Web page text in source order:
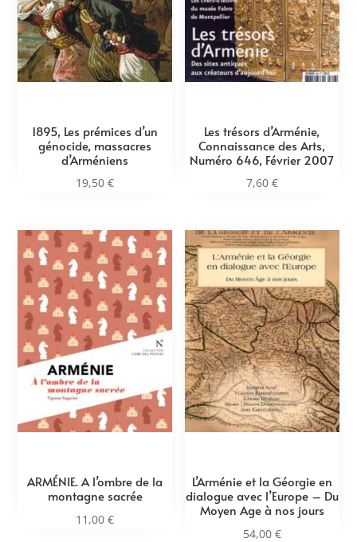
1895, Les prémices d’un
génocide, massacres
d’Arméniens
19,50€
Les trésors d’Arménie,
Connaissance des Arts,
Numéro 646, Février 2007
7,60 €
ARMÉNIE. A l’ombre de la
montagne sacrée
11,00€
L’Arménie et la Géorgie en
dialogue avec l’Europe – Du
Moyen Age à nos jours
54,00 €